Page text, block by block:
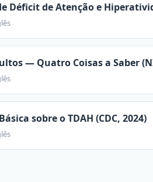
Déficit de Atenção e
— Quatro Coisas a Saber
sobre o TDAH (CDC, 2024)